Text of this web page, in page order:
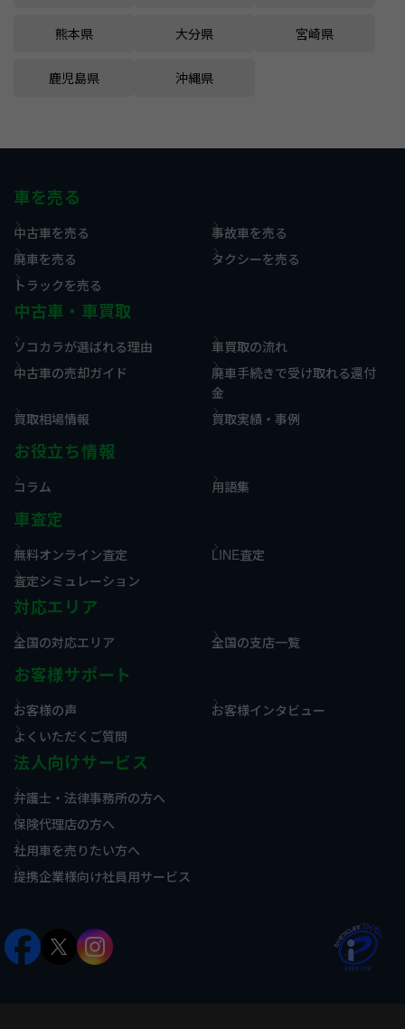
熊本県 大分県 宮崎県
鹿児島県 沖縄県
車を売る
中古車を売る
事故車を売る
廃車を売る
タクシーを売る
トラックを売る
中古車・車買取
ソコカラが選ばれる理由
車買取の流れ
中古車の売却ガイド
廃車手続きで受け取れる還付
金
買取相場情報
買取実績・事例
お役立ち情報
コラム 用語集
車査定
無料オンライン査定
LINE査定
査定シミュレーション
対応エリア
全国の対応エリア 全国の支店一覧
お客様サポート
お客様の声
お客様インタビュー
よくいただくご質問
法人向けサービス
弁護士・法律事務所の方へ
保険代理店の方へ
社用車を売りたい方へ
提携企業様向け社員用サービス